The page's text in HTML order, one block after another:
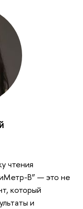
чтения
В” — это не
который
и